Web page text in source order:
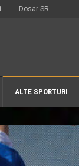
Dosar SR
ALTE SPORTURI